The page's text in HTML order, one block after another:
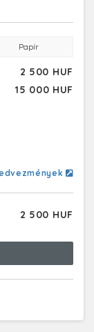
Papír
2 500 HUF
15 000 HUF
2 500 HUF